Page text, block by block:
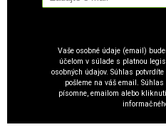
Vaše osobné údaje (email)
účelom v súlade s platnou
osobných údajov. Súhlas
pošleme na váš email.
písomne, emailom alebo